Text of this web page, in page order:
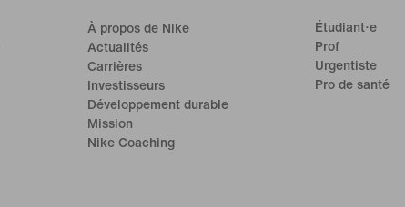
À propos de Nike
Actualités
Carrières
Investisseurs
Développement durable
Mission
Nike Coaching
Étudiant·e
Prof
Urgentiste
Pro de santé